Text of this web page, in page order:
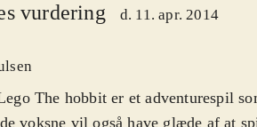
vurdering d. 11. apr. 2014
The hobbit er et adventurespil
voksne vil også have glæde af at